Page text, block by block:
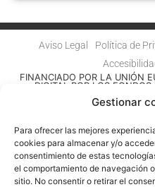
Gestionar
Para ofrecer las mejores
cookies para almacenar y/o
consentimiento de estas
el comportamiento de navegación
sitio. No consentir o retirar el
Aviso Legal Política de
FINANCIADO POR LA UNIÓN
DIGITAL POR LOS
© Guia Telefónica de